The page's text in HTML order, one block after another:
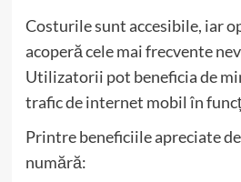
Costurile sunt accesibile, iar
acoperă cele mai frecvente
Utilizatorii pot beneficia de
trafic de internet mobil în
Printre beneficiile apreciate
numără: